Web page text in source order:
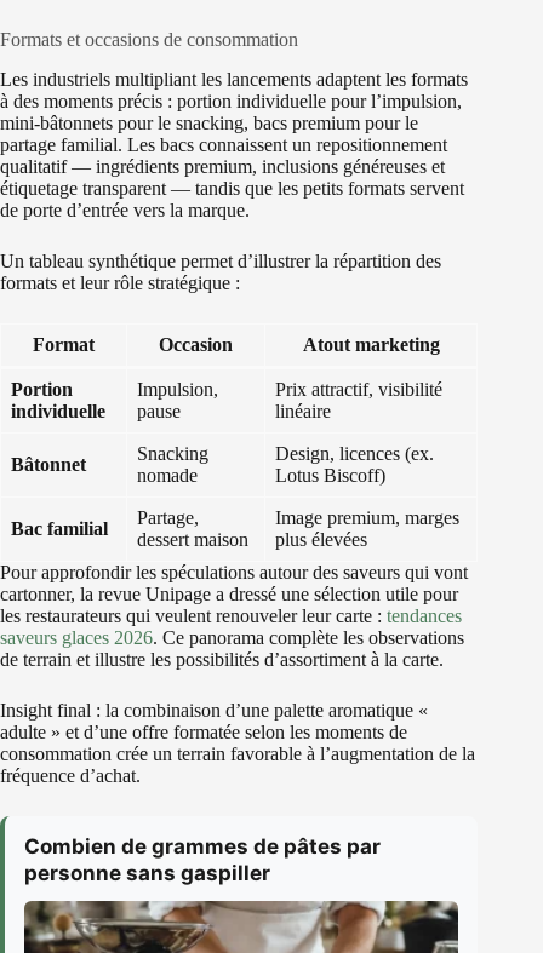
Formats et occasions de consommation
Les industriels multipliant les lancements adaptent les formats
à des moments précis : portion individuelle pour l’impulsion,
mini‑bâtonnets pour le snacking, bacs premium pour le
partage familial. Les bacs connaissent un repositionnement
qualitatif — ingrédients premium, inclusions généreuses et
étiquetage transparent — tandis que les petits formats servent
de porte d’entrée vers la marque.
Un tableau synthétique permet d’illustrer la répartition des
formats et leur rôle stratégique :
Format Occasion Atout marketing
Portion
individuelle
Impulsion,
pause
Prix attractif, visibilité
linéaire
Bâtonnet
Snacking
nomade
Design, licences (ex.
Lotus Biscoff)
Bac familial
Partage,
dessert maison
Image premium, marges
plus élevées
Pour approfondir les spéculations autour des saveurs qui vont
cartonner, la revue Unipage a dressé une sélection utile pour
les restaurateurs qui veulent renouveler leur carte : tendances
saveurs glaces 2026. Ce panorama complète les observations
de terrain et illustre les possibilités d’assortiment à la carte.
Insight final : la combinaison d’une palette aromatique «
adulte » et d’une offre formatée selon les moments de
consommation crée un terrain favorable à l’augmentation de la
fréquence d’achat.
Combien de grammes de pâtes par
personne sans gaspiller